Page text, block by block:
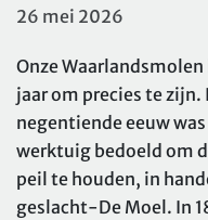
26 mei 2026
Onze
jaar om precies te
negentiende eeuw
werktuig bedoeld om
peil te houden, in
geslacht-De Moel. In